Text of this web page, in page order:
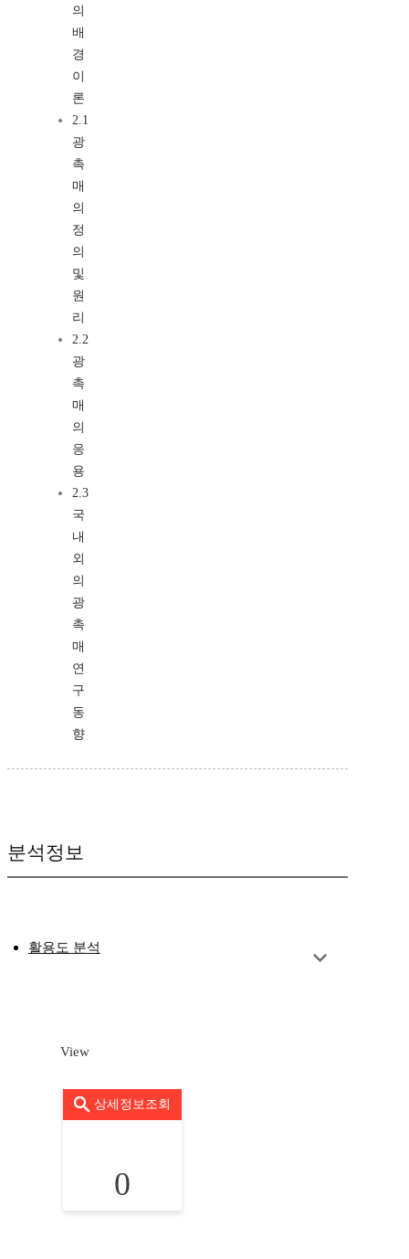
의
배
경
이
론
2.1
광
촉
매
의
정
의
및
원
리
2.2
광
촉
매
의
응
용
2.3
국
내
외
의
광
촉
매
연
구
동
향
분석정보
활용도 분석
View
상세정보조회
0